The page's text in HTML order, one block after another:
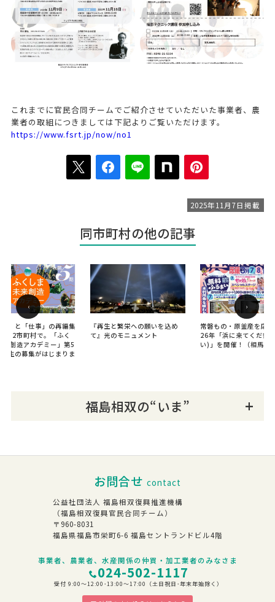
これまでに官民合同チームでご紹介させていただいた事業者、農
業者の取組につきましては下記よりご覧いただけます。
https://www.fsrt.jp/now/no1
2025年11月7日掲載
同市町村の他の記事
」と「仕事」の再編集
12市町村で。「ふく
創造アカデミー」第5
生の募集がはじまりま
『再生と繁栄への願いを込め
て』光のモニュメント
常磐もの・原釜産を応
26年「浜に来てくだ祭(
い)」を開催！（相馬市
‹ ›
福島相双の“いま”
お問合せ contact
公益社団法人 福島相双復興推進機構
（福島相双復興官民合同チーム）
〒960-8031
福島県福島市栄町6-6 福島セントランドビル4階
事業者、農業者、水産関係の仲買・加工業者のみなさま
024-502-1117
受付 9:00～12:00･13:00～17:00（土日祝日･年末年始除く）